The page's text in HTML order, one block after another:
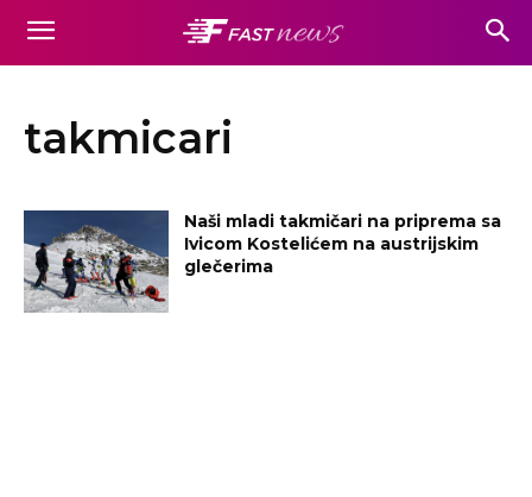
takmicari
Naši mladi takmičari na priprema sa
Ivicom Kostelićem na austrijskim
glečerima